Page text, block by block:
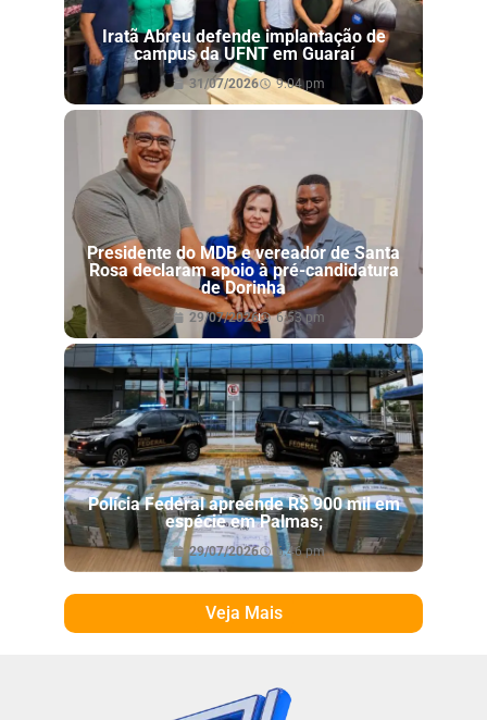
Iratã Abreu defende implantação de
campus da UFNT em Guaraí
31/07/2026 9:04 pm
Presidente do MDB e vereador de Santa
Rosa declaram apoio à pré-candidatura
de Dorinha
29/07/2026 6:53 pm
Polícia Federal apreende R$ 900 mil em
espécie em Palmas;
29/07/2026 6:46 pm
Veja Mais